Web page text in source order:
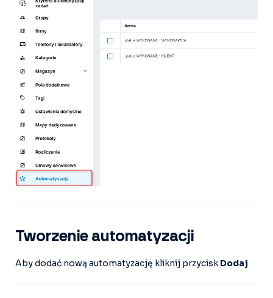
Tworzenie automatyzacji
Aby dodać nową automatyzację kliknij przyciskDodaj